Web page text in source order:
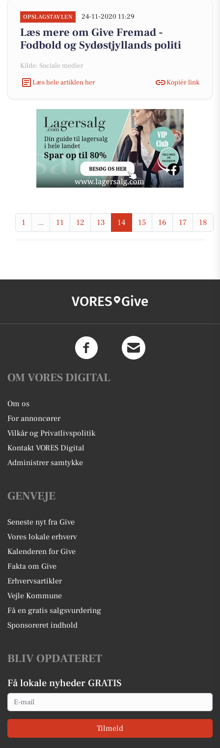
OPSLAGSTAVLEN 24-11-2020 11:29
Læs mere om Give Fremad -
Fodbold og Sydøstjyllands politi
Kilde: Sociale medier
Læs hele artiklen her
Kopiér link
1 ... 11 12 13 14 15 16 17 18
VORES Give
OM VORES DIGITAL
Om os
For annoncører
Vilkår og Privatlivspolitik
Kontakt VORES Digital
Administrer samtykke
GENVEJE
Seneste nyt fra Give
Vores lokale erhverv
Kalenderen for Give
Fakta om Give
Erhvervsartikler
Vejle Kommune
Få en gratis salgsvurdering
Sponsoreret indhold
BLIV OPDATERET
Få lokale nyheder GRATIS
Email
Tilmeld